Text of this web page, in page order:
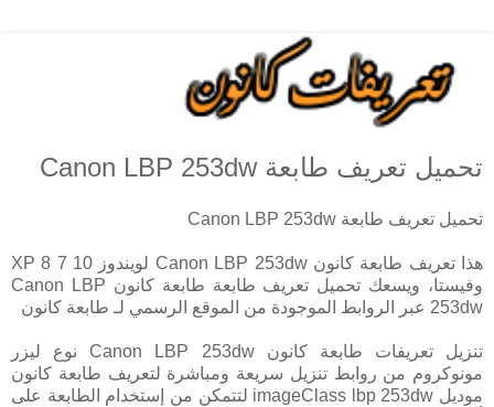
تحميل تعريف طابعة Canon LBP 253dw
تحميل تعريف طابعة Canon LBP 253dw
هذا تعريف طابعة كانون Canon LBP 253dw لويندوز 10 7 8 XP
وفيستا، ويسعك تحميل تعريف طابعة طابعة كانون Canon LBP
253dw عبر الروابط الموجودة من الموقع الرسمي لـ طابعة كانون
تنزيل تعريفات طابعة كانون Canon LBP 253dw نوع ليزر
مونوكروم من روابط تنزيل سريعة ومباشرة لتعريف طابعة كانون
موديل imageClass lbp 253dw لتتمكن من إستخدام الطابعة على